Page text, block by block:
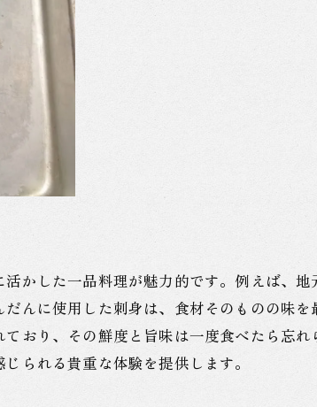
常連客に愛されるアットホームな店
心地よいサービスが魅力の居酒屋
神保町駅で新しいお気に入り店を見つける
ホルモン愛好家必見神保町駅の居酒屋事情
新進気鋭のホルモン料理店が続々登場
ホルモン愛が溢れる店主のこだわり
各店のユニークなホルモン料理を巡る
地元食材を活かした神保町駅の居酒屋の魅力
新鮮な野菜とホルモンの組み合わせ
かした一品料理が魅力的です。例えば、
んに使用した刺身は、食材そのものの味
おり、その鮮度と旨味は一度食べたら忘
られる貴重な体験を提供します。